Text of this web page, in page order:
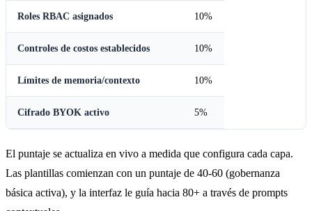
Roles RBAC asignados 10%
Controles de costos establecidos 10%
Límites de memoria/contexto 10%
Cifrado BYOK activo 5%
El puntaje se actualiza en vivo a medida que configura cada capa.
Las plantillas comienzan con un puntaje de 40-60 (gobernanza
básica activa), y la interfaz le guía hacia 80+ a través de prompts